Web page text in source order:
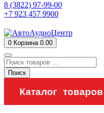
8 (3822) 97-99-00
+7 923 457 9900
0 Корзина 0.00
Поиск
Каталог товаров